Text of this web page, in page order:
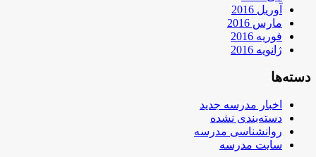
آوریل 2016
مارس 2016
فوریه 2016
ژانویه 2016
دسته‌ها
اخبار مدرسه جدید
دسته‌بندی نشده
روانشناسی مدرسه
سایت مدرسه